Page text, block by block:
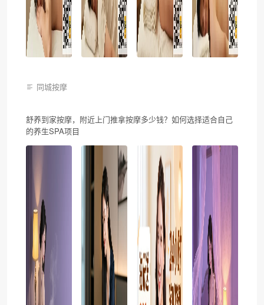
同城按摩
舒养到家按摩，附近上门推拿按摩多少钱？如何选择适合自己
的养生SPA项目